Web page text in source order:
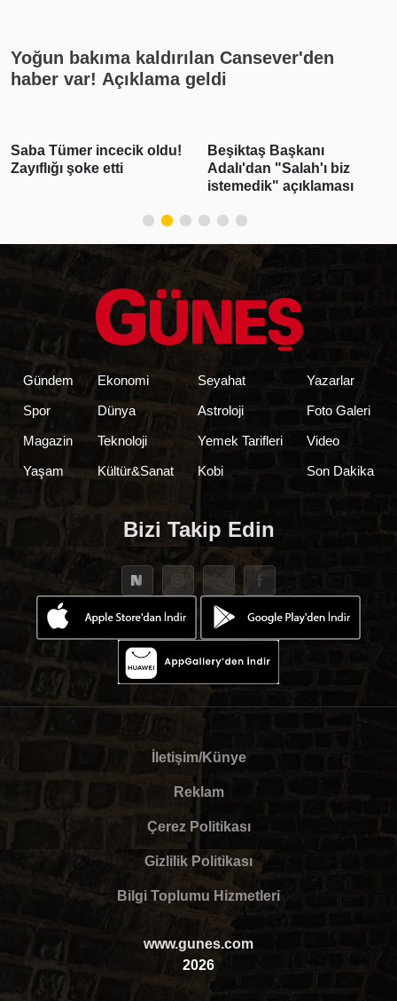
Yoğun bakıma kaldırılan Cansever'den
haber var! Açıklama geldi
incecik oldu!
etti
Beşiktaş Başkanı
Adalı'dan "Salah'ı biz
istemedik" açıklaması
Emlak
yıl için esas
inşaat
Gündem
Spor
Magazin
Yaşam
Ekonomi
Dünya
Teknoloji
Kültür&Sanat
Seyahat
Astroloji
Yemek Tarifleri
Kobi
Yazarlar
Foto Galeri
Video
Son Dakika
Bizi Takip Edin
İletişim/Künye
Reklam
Çerez Politikası
Gizlilik Politikası
Bilgi Toplumu Hizmetleri
www.gunes.com
2026